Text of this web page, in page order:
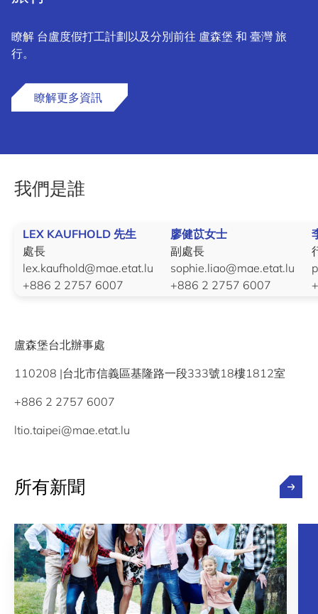
瞭解 台盧度假打工計劃以及分別前往 盧森堡 和 臺灣 旅
行。
瞭解更多資訊
我們是誰
LEX KAUFHOLD 先生
處長
lex.kaufhold@mae.etat.lu
+886 2 2757 6007
廖健苡女士
副處長
sophie.liao@mae.etat.lu
+886 2 2757 6007
盧森堡台北辦事處
110208 |台北市信義區基隆路一段333號18樓1812室
+886 2 2757 6007
ltio.taipei@mae.etat.lu
所有新聞